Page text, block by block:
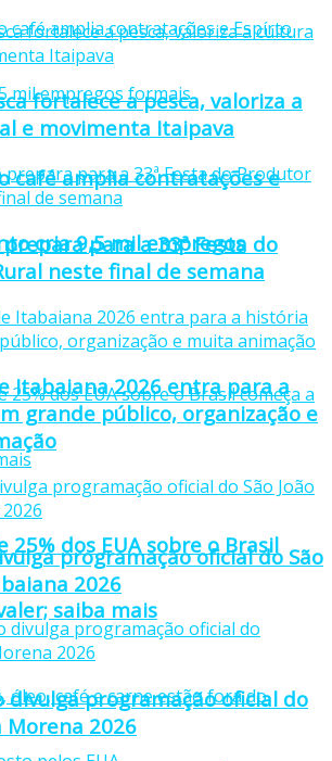
café amplia contratações e
cria 9,5 mil empregos
25% dos EUA sobre o Brasil
saiba mais
fortalece a pesca, valoriza a
e movimenta Itaipava
prepara para a 33ª Festa do
neste final de semana
Itabaiana 2026 entra para a
grande público, organização e
programação oficial do São
2026
divulga programação oficial do
Morena 2026